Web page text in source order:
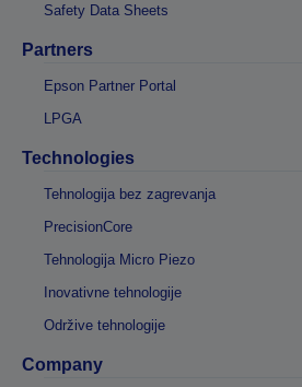
Safety Data Sheets
Partners
Epson Partner Portal
LPGA
Technologies
Tehnologija bez zagrevanja
PrecisionCore
Tehnologija Micro Piezo
Inovativne tehnologije
Održive tehnologije
Company